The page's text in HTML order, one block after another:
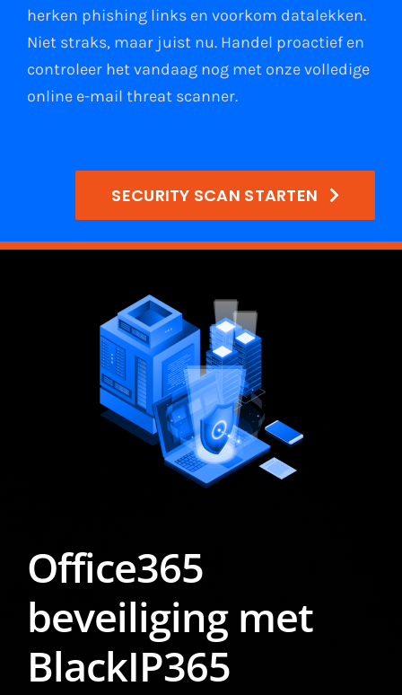
herken phishing linksen voorkom datalekken.
Niet straks, maar juist nu. Handel proactief en
controleer het vandaag nog met onze volledige
online e-mail threat scanner.
SECURITY SCAN STARTEN
Office365
beveiliging met
BlackIP365